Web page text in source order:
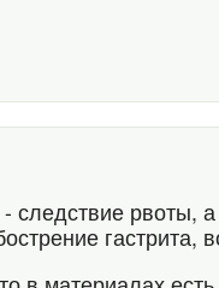
рвоты,
гастрита,